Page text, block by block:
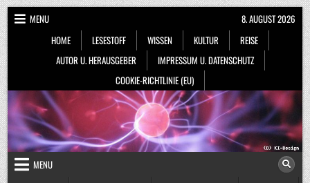
Skip
to
content
MENU
HOME
LESESTOFF WISSEN KULTUR
REISE
AUTOR U. HERAUSGEBER
IMPRESSUM U. DATENSCHUTZ
COOKIE-RICHTLINIE (EU)
8. AUGUST 2026
MENU